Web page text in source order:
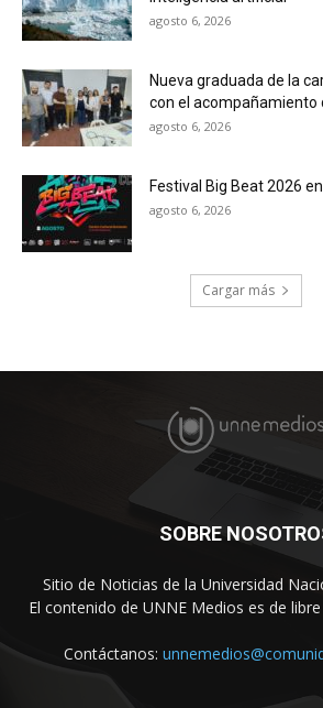
agosto 6, 2026
Nueva graduada de la
con el acompañamiento
agosto 6, 2026
Festival Big Beat 2026 en
agosto 6, 2026
Cargar más
SOBRE
Sitio de Noticias de la Universidad
El contenido de UNNE Medios es de
Contáctanos: